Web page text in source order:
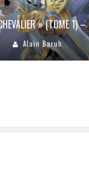
» (TOME 1) –
Alain Baruh